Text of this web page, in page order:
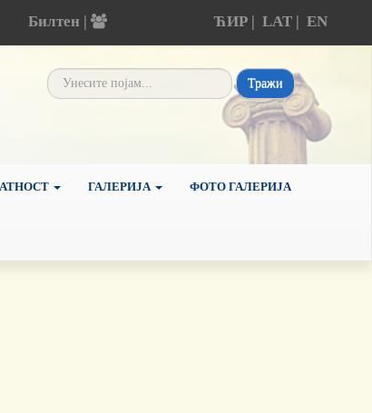
Билтен | ЋИР| LAT| EN
Тражи
ГАЛЕРИЈА ФОТО ГАЛЕРИЈА